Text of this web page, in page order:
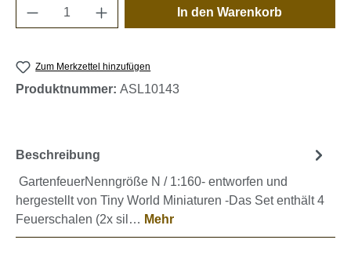
Produkt Anzahl: Gib den gewünschten
In den Warenkorb
Zum Merkzettel hinzufügen
Produktnummer: ASL10143
Beschreibung
GartenfeuerNenngröße N / 1:160- entworfen und
hergestellt von Tiny World Miniaturen -Das Set enthält 4
Feuerschalen (2x sil… Mehr